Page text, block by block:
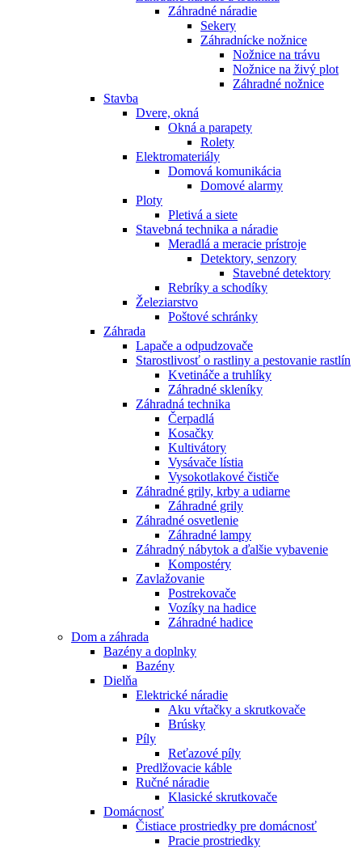
Záhradné náradie
Sekery
Záhradnícke nožnice
Nožnice na trávu
Nožnice na živý plot
Záhradné nožnice
Stavba
Dvere, okná
Okná a parapety
Rolety
Elektromateriály
Domová komunikácia
Domové alarmy
Ploty
Pletivá a siete
Stavebná technika a náradie
Meradlá a meracie prístroje
Detektory, senzory
Stavebné detektory
Rebríky a schodíky
Železiarstvo
Poštové schránky
Záhrada
Lapače a odpudzovače
Starostlivosť o rastliny a pestovanie rastlín
Kvetináče a truhlíky
Záhradné skleníky
Záhradná technika
Čerpadlá
Kosačky
Kultivátory
Vysávače lístia
Vysokotlakové čističe
Záhradné grily, krby a udiarne
Záhradné grily
Záhradné osvetlenie
Záhradné lampy
Záhradný nábytok a ďalšie vybavenie
Kompostéry
Zavlažovanie
Postrekovače
Vozíky na hadice
Záhradné hadice
Dom a záhrada
Bazény a doplnky
Bazény
Dielňa
Elektrické náradie
Aku vŕtačky a skrutkovače
Brúsky
Píly
Reťazové píly
Predlžovacie káble
Ručné náradie
Klasické skrutkovače
Domácnosť
Čistiace prostriedky pre domácnosť
Pracie prostriedky